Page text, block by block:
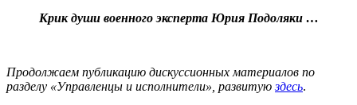
Крик души военного эксперта Юрия Подоляки …
Продолжаем публикацию дискуссионных материалов по
разделу «Управленцы и исполнители», развитуюздесь.